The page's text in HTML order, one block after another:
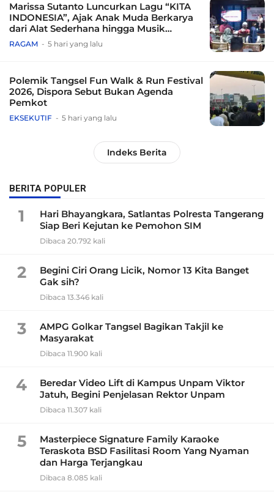
Marissa Sutanto Luncurkan Lagu “KITA
INDONESIA”, Ajak Anak Muda Berkarya
dari Alat Sederhana hingga Musik
Tradisional
RAGAM 5 hari yang lalu
Polemik Tangsel Fun Walk & Run Festival
2026, Dispora Sebut Bukan Agenda
Pemkot
EKSEKUTIF 5 hari yang lalu
Indeks Berita
BERITA POPULER
1
Hari Bhayangkara, Satlantas Polresta Tangerang
Siap Beri Kejutan ke Pemohon SIM
Dibaca 20.792 kali
2
Begini Ciri Orang Licik, Nomor 13 Kita Banget
Gak sih?
Dibaca 13.346 kali
3
AMPG Golkar Tangsel Bagikan Takjil ke
Masyarakat
Dibaca 11.900 kali
4
Beredar Video Lift di Kampus Unpam Viktor
Jatuh, Begini Penjelasan Rektor Unpam
Dibaca 11.307 kali
5
Masterpiece Signature Family Karaoke
Teraskota BSD Fasilitasi Room Yang Nyaman
dan Harga Terjangkau
Dibaca 8.085 kali